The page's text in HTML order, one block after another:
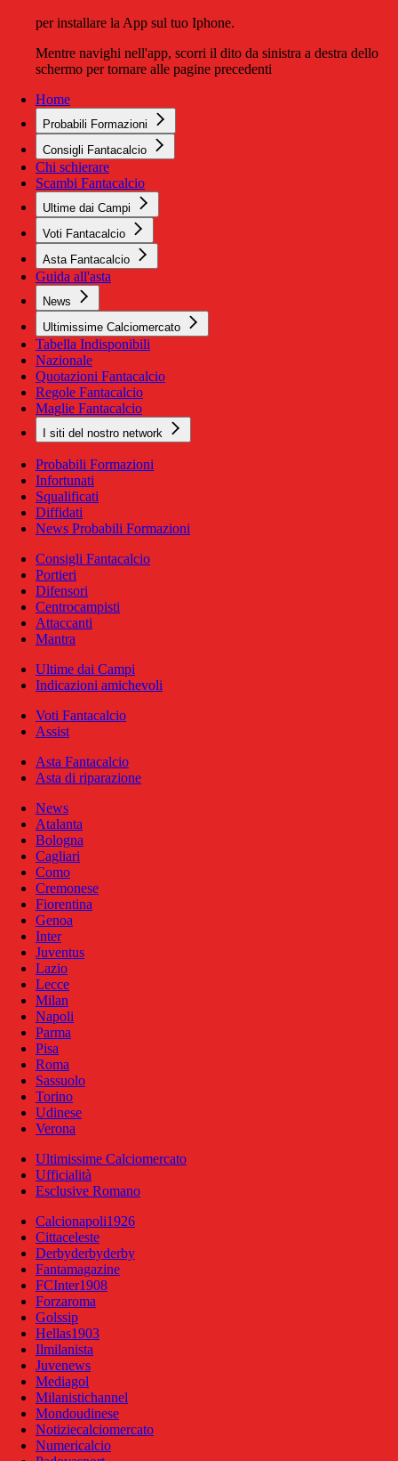
per installare la App sul tuo Iphone.
Mentre navighi nell'app, scorri il dito da sinistra a destra dello
schermo per tornare alle pagine precedenti
Home
Probabili Formazioni
Consigli Fantacalcio
Chi schierare
Scambi Fantacalcio
Ultime dai Campi
Voti Fantacalcio
Asta Fantacalcio
Guida all'asta
News
Ultimissime Calciomercato
Tabella Indisponibili
Nazionale
Quotazioni Fantacalcio
Regole Fantacalcio
Maglie Fantacalcio
I siti del nostro network
Probabili Formazioni
Infortunati
Squalificati
Diffidati
News Probabili Formazioni
Consigli Fantacalcio
Portieri
Difensori
Centrocampisti
Attaccanti
Mantra
Ultime dai Campi
Indicazioni amichevoli
Voti Fantacalcio
Assist
Asta Fantacalcio
Asta di riparazione
News
Atalanta
Bologna
Cagliari
Como
Cremonese
Fiorentina
Genoa
Inter
Juventus
Lazio
Lecce
Milan
Napoli
Parma
Pisa
Roma
Sassuolo
Torino
Udinese
Verona
Ultimissime Calciomercato
Ufficialità
Esclusive Romano
Calcionapoli1926
Cittaceleste
Derbyderbyderby
Fantamagazine
FCInter1908
Forzaroma
Golssip
Hellas1903
Ilmilanista
Juvenews
Mediagol
Milanistichannel
Mondoudinese
Notiziecalciomercato
Numericalcio